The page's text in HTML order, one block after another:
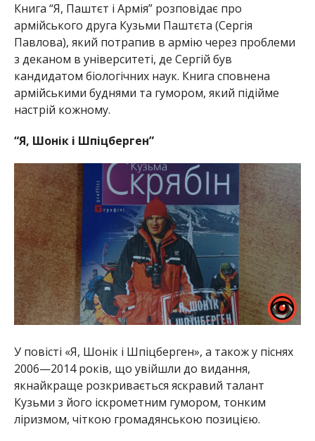
Книга “Я, Паштєт і Армія” розповідає про
армійського друга Кузьми Паштєта (Сергія
Павлова), який потрапив в армію через проблеми
з деканом в університеті, де Сергій був
кандидатом біологічних наук. Книга сповнена
армійськими буднями та гумором, який підійме
настрій кожному.
“Я, Шонік і Шпіцберген”
У повісті «Я, Шонік і Шпіцберген», а також у піснях
2006—2014 років, що увійшли до видання,
якнайкраще розкривається яскравий талант
Кузьми з його іскрометним гумором, тонким
ліризмом, чіткою громадянською позицією.